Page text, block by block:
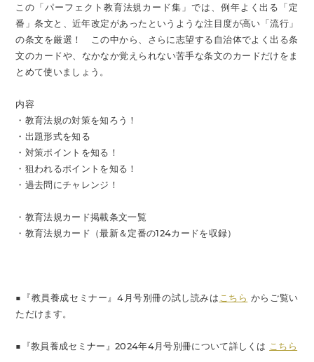
この「パーフェクト教育法規カード集」では、例年よく出る「定
番」条文と、近年改定があったというような注目度が高い「流行」
の条文を厳選！ この中から、さらに志望する自治体でよく出る条
文のカードや、なかなか覚えられない苦手な条文のカードだけをま
とめて使いましょう。
内容
・教育法規の対策を知ろう！
・出題形式を知る
・対策ポイントを知る！
・狙われるポイントを知る！
・過去問にチャレンジ！
・教育法規カード掲載条文一覧
・教育法規カード（最新＆定番の124カードを収録）
■『教員養成セミナー』4月号別冊の試し読みは こちら からご覧い
ただけます。
■『教員養成セミナー』2024年4月号別冊について詳しくは こちら